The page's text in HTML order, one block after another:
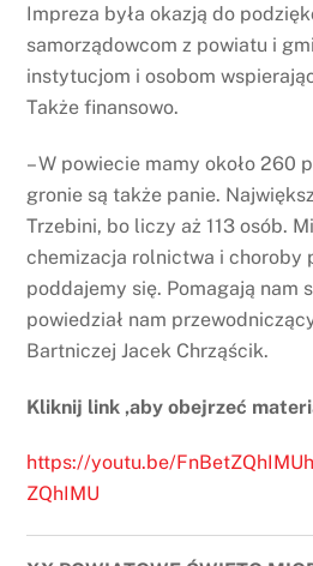
Impreza była okazją do
samorządowcom z powiatu i
instytucjom i osobom
Także finansowo.
– W powiecie mamy około 260
gronie są także panie.
Trzebini, bo liczy aż 113 osób.
chemizacja rolnictwa i choroby
poddajemy się. Pomagają nam
powiedział nam
Bartniczej Jacek Chrząścik.
Kliknij link ,aby obejrzeć
https://youtu.be/
ZQhIMU